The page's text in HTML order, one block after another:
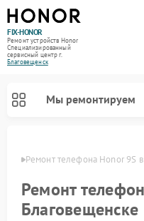
FIX-HONOR
Ремонт устройств Honor
Специализированный
cервисный центр г.
Благовещенск
Мы ремонтируем
Ремонт телефона Honor 9S
Ремонт
Благовещенске